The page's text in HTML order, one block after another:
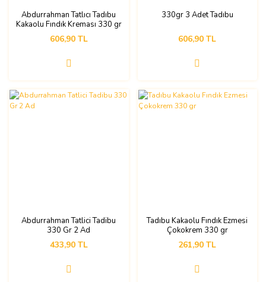
Abdurrahman Tatlıcı Tadıbu
Kakaolu Fındık Kreması 330 gr
3lü
606,90 TL
330gr 3 Adet Tadıbu
606,90 TL
Abdurrahman Tatlici Tadibu
330 Gr 2 Ad
433,90 TL
Tadıbu Kakaolu Fındık Ezmesi
Çokokrem 330 gr
261,90 TL